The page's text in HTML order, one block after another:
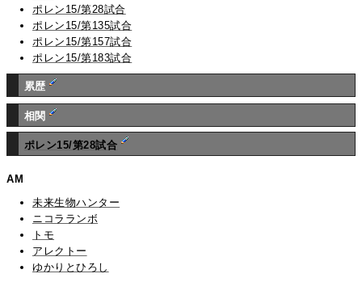
ポレン15/第28試合
ポレン15/第135試合
ポレン15/第157試合
ポレン15/第183試合
累歴
相関
ポレン15/第28試合
AM
未来生物ハンター
ニコラランボ
トモ
アレクトー
ゆかりとひろし